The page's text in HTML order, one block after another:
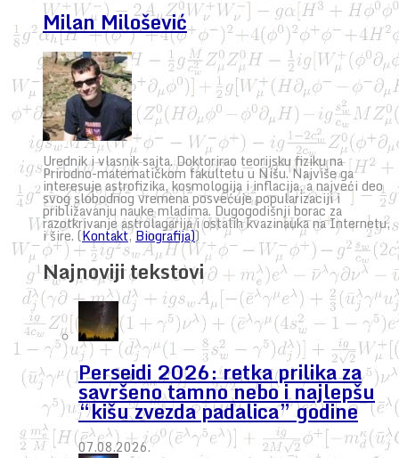
Milan Milošević
Urednik i vlasnik sajta. Doktorirao teorijsku fiziku na
Prirodno-matematičkom fakultetu u Nišu. Najviše ga
interesuje astrofizika, kosmologija i inflacija, a najveći deo
svog slobodnog vremena posvećuje popularizaciji i
približavanju nauke mladima. Dugogodišnji borac za
razotkrivanje astrolagarija i ostalih kvazinauka na Internetu,
i šire. (Kontakt,Biografija))
Najnoviji tekstovi
Perseidi 2026: retka prilika za
savršeno tamno nebo i najlepšu
“kišu zvezda padalica” godine
07.08.2026.